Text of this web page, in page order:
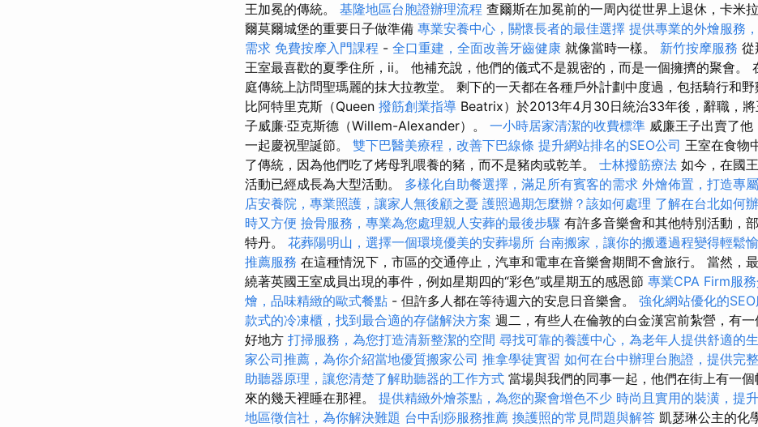
王加冕的傳統。 基隆地區台胞證辦理流程 查爾斯在加冕前的一周內從世界上退休，卡米
爾莫爾城堡的重要日子做準備 專業安養中心，關懷長者的最佳選擇 提供專業的外燴服務
需求 免費按摩入門課程 - 全口重建，全面改善牙齒健康 就像當時一樣。 新竹按摩服務 從
王室最喜歡的夏季住所，ii。 他補充說，他們的儀式不是親密的，而是一個擁擠的聚會。
庭傳統上訪問聖瑪麗的抹大拉教堂。 剩下的一天都在各種戶外計劃中度過，包括騎行和
比阿特里克斯（Queen 撥筋創業指導 Beatrix）於2013年4月30日統治33年後，辭職，將
子威廉·亞克斯德（Willem-Alexander）。 一小時居家清潔的收費標準 威廉王子出賣了他
一起慶祝聖誕節。 雙下巴醫美療程，改善下巴線條 提升網站排名的SEO公司 王室在食物
了傳統，因為他們吃了烤母乳喂養的豬，而不是豬肉或乾羊。 士林撥筋療法 如今，在國
活動已經成長為大型活動。 多樣化自助餐選擇，滿足所有賓客的需求 外燴佈置，打造專
店安養院，專業照護，讓家人無後顧之憂 護照過期怎麼辦？該如何處理 了解在台北如何
時又方便 撿骨服務，專業為您處理親人安葬的最後步驟 有許多音樂會和其他特別活動，
特丹。 花葬陽明山，選擇一個環境優美的安葬場所 台南搬家，讓你的搬遷過程變得輕鬆
推薦服務 在這種情況下，市區的交通停止，汽車和電車在音樂會期間不會旅行。 當然，
繞著英國王室成員出現的事件，例如星期四的“彩色”或星期五的感恩節 專業CPA Firm服
燴，品味精緻的歐式餐點 - 但許多人都在等待週六的安息日音樂會。 強化網站優化的
款式的冷凍櫃，找到最合適的存儲解決方案 週二，有些人在倫敦的白金漢宮前紮營，有
好地方 打掃服務，為您打造清新整潔的空間 尋找可靠的養護中心，為老年人提供舒適的
家公司推薦，為你介紹當地優質搬家公司 推拿學徒實習 如何在台中辦理台胞證，提供完
助聽器原理，讓您清楚了解助聽器的工作方式 當場與我們的同事一起，他們在街上有一
來的幾天裡睡在那裡。 提供精緻外燴茶點，為您的聚會增色不少 時尚且實用的裝潢，提
地區徵信社，為你解決難題 台中刮痧服務推薦 換護照的常見問題與解答 凱瑟琳公主的化